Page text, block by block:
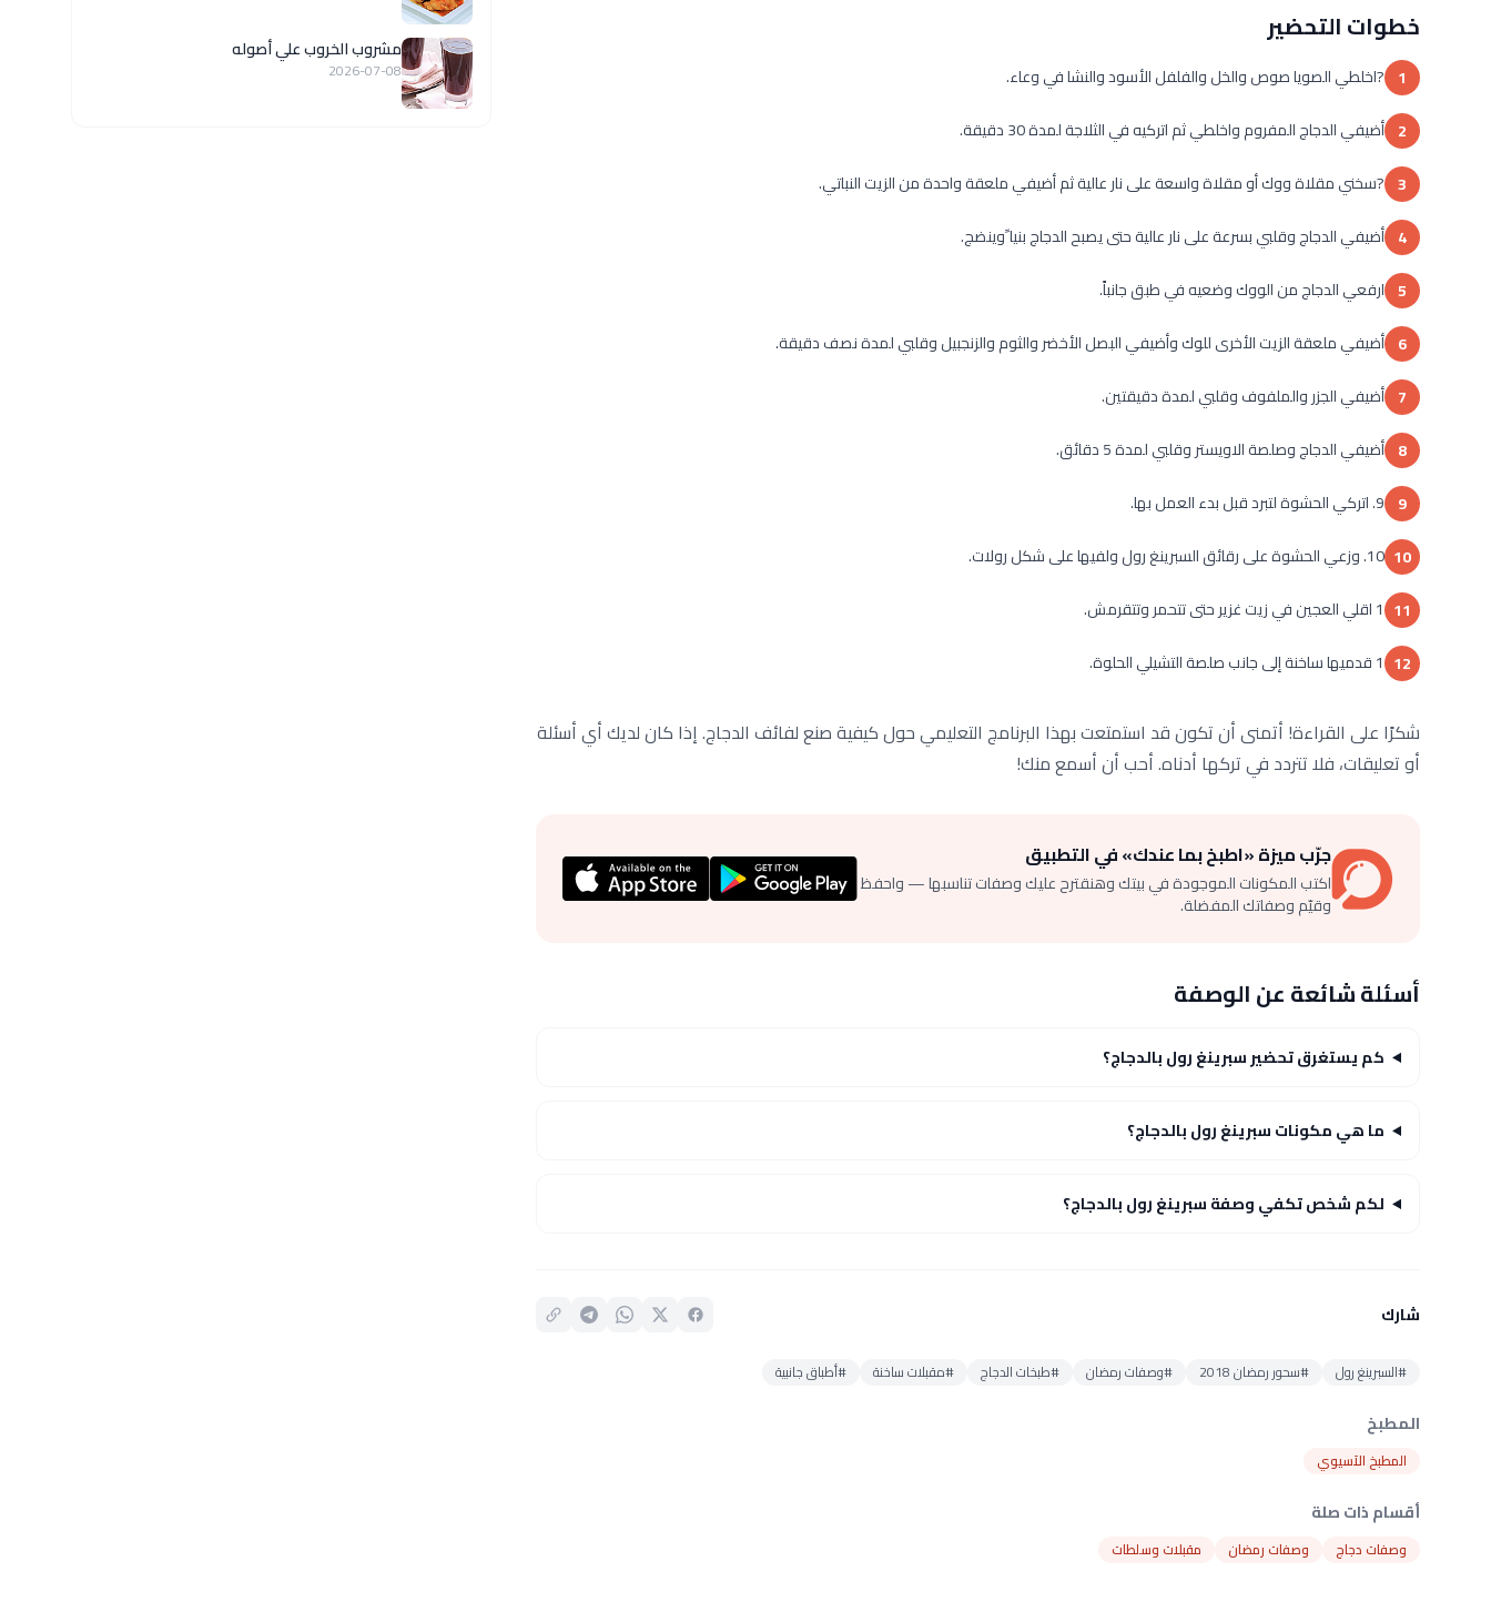
خطوات التحضير
1 ?اخلطي الصويا صوص والخل والفلفل الأسود والنشا في وعاء.
2 أضيفي الدجاج المفروم واخلطي ثم اتركيه في الثلاجة لمدة 30 دقيقة.
3 ?سخني مقلاة ووك أو مقلاة واسعة على نار عالية ثم أضيفي ملعقة واحدة من الزيت النباتي.
4 أضيفي الدجاج وقلبي بسرعة على نار عالية حتى يصبح الدجاج بنيا ًوينضج.
5 ارفعي الدجاج من الووك وضعيه في طبق جانباً.
6 أضيفي ملعقة الزيت الأخرى للوك وأضيفي البصل الأخضر والثوم والزنجبيل وقلبي لمدة نصف دقيقة.
7 أضيفي الجزر والملفوف وقلبي لمدة دقيقتين.
8 أضيفي الدجاج وصلصة الاويستر وقلبي لمدة 5 دقائق.
9 9. اتركي الحشوة لتبرد قبل بدء العمل بها.
10 10. وزعي الحشوة على رقائق السبرينغ رول ولفيها على شكل رولات.
11 1 اقلي العجين في زيت غزير حتى تتحمر وتتقرمش.
12 1 قدميها ساخنة إلى جانب صلصة التشيلي الحلوة.
شكرًا على القراءة! أتمنى أن تكون قد استمتعت بهذا البرنامج التعليمي حول كيفية صنع لفائف الدجاج. إذا كان لديك أي أسئلة
أو تعليقات، فلا تتردد في تركها أدناه. أحب أن أسمع منك!
جرّب ميزة «اطبخ بما عندك» في التطبيق
اكتب المكونات الموجودة في بيتك وهنقترح عليك وصفات تناسبها — واحفظ
وقيّم وصفاتك المفضلة.
أسئلة شائعة عن الوصفة
كم يستغرق تحضير سبرينغ رول بالدجاج؟
ما هي مكونات سبرينغ رول بالدجاج؟
لكم شخص تكفي وصفة سبرينغ رول بالدجاج؟
شارك
#السبرينغ رول #سحور رمضان 2018 #وصفات رمضان #طبخات الدجاج #مقبلات ساخنة #أطباق جانبية
المطبخ
المطبخ الآسيوي
أقسام ذات صلة
وصفات دجاج وصفات رمضان مقبلات وسلطات
مشروب الخروب علي أصوله
2026-07-08